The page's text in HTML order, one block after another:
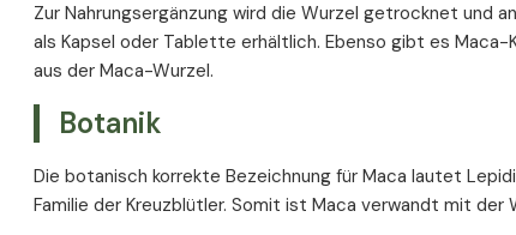
Maca und Osteoporose in den Wechseljahren
Maca und der Hormonhaushalt: Forschungsstand
Maca und emotionales Wohlbefinden in den
Potenz und Maca
Maca und Prostatagesundheit
Fruchtbarkeit und Maca
Zur Nahrungsergänzung wird die Wurzel getrocknet und
als Kapsel oder Tablette erhältlich. Ebenso gibt es
aus der Maca-Wurzel.
Botanik
Die botanisch korrekte Bezeichnung für Maca lautet
Familie der Kreuzblütler. Somit ist Maca verwandt mit der